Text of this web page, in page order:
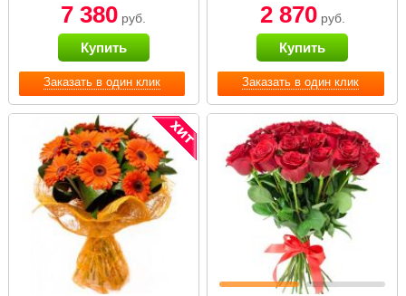
Заказать в один клик
7 380 руб.
Купить
Заказать в один клик
2 870руб.
Купить